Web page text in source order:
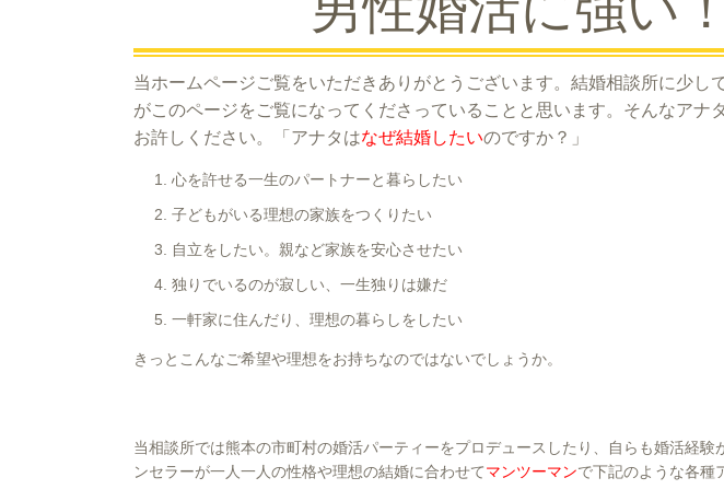
当ホームページご覧をいただきありがとうございます。結婚相談所に少し
がこのページをご覧になってくださっていることと思います。そんなアナ
お許しください。「アナタはなぜ結婚したいのですか？」
心を許せる一生のパートナーと暮らしたい
子どもがいる理想の家族をつくりたい
自立をしたい。親など家族を安心させたい
独りでいるのが寂しい、一生独りは嫌だ
一軒家に住んだり、理想の暮らしをしたい
きっとこんなご希望や理想をお持ちなのではないでしょうか。
当相談所では熊本の市町村の婚活パーティーをプロデュースしたり、自らも婚活経
ンセラーが一人一人の性格や理想の結婚に合わせてマンツーマンで下記のような各種